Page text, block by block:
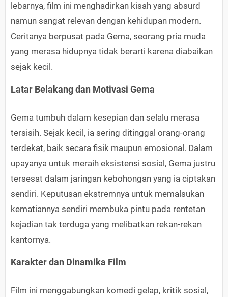
lebarnya, film ini menghadirkan kisah yang absurd
namun sangat relevan dengan kehidupan modern.
Ceritanya berpusat pada Gema, seorang pria muda
yang merasa hidupnya tidak berarti karena diabaikan
sejak kecil.
Latar Belakang dan Motivasi Gema
Gema tumbuh dalam kesepian dan selalu merasa
tersisih. Sejak kecil, ia sering ditinggal orang-orang
terdekat, baik secara fisik maupun emosional. Dalam
upayanya untuk meraih eksistensi sosial, Gema justru
tersesat dalam jaringan kebohongan yang ia ciptakan
sendiri. Keputusan ekstremnya untuk memalsukan
kematiannya sendiri membuka pintu pada rentetan
kejadian tak terduga yang melibatkan rekan-rekan
kantornya.
Karakter dan Dinamika Film
Film ini menggabungkan komedi gelap, kritik sosial,